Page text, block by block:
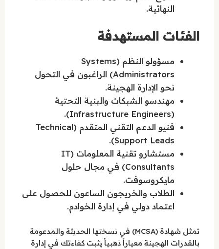
النهائية.
الفئات المستهدفة
مسؤولو النظم (Systems
Administrators) الراغبون في التحول
نحو الإدارة الهجينة.
مهندسو الشبكات والبنية التحتية
(Infrastructure Engineers).
فنيو الدعم التقني المتقدم (Technical
Support Leads).
مستشارو تقنية المعلومات (IT
Consultants) في مجال حلول
مايكروسوفت.
الطلاب والخريجون الساعون للحصول على
اعتماد دولي في إدارة الخوادم.
تمثل شهادة (MCSA) في نسختها الحديثة والمدعومة
بالقدرات الهجينة معياراً ذهبياً يثبت كفاءتك في إدارة